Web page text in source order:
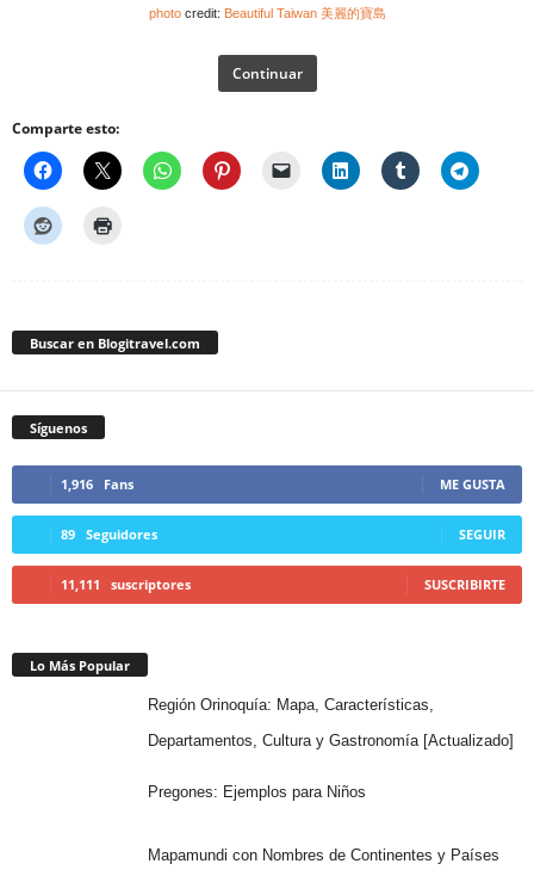
photocredit: Beautiful Taiwan 美麗的寶島
Continuar
Comparte esto:
Buscar en Blogitravel.com
Síguenos
1,916 Fans ME GUSTA
89 Seguidores SEGUIR
11,111 suscriptores SUSCRIBIRTE
Lo Más Popular
Región Orinoquía: Mapa, Características,
Departamentos, Cultura y Gastronomía [Actualizado]
Pregones: Ejemplos para Niños
Mapamundi con Nombres de Continentes y Países